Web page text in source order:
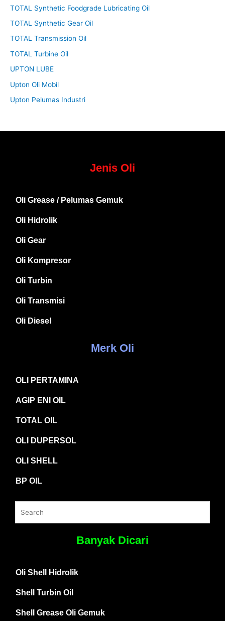
TOTAL Synthetic Foodgrade Lubricating Oil
TOTAL Synthetic Gear Oil
TOTAL Transmission Oil
TOTAL Turbine Oil
UPTON LUBE
Upton Oli Mobil
Upton Pelumas Industri
Jenis Oli
Oli Grease / Pelumas Gemuk
Oli Hidrolik
Oli Gear
Oli Kompresor
Oli Turbin
Oli Transmisi
Oli Diesel
Merk Oli
OLI PERTAMINA
AGIP ENI OIL
TOTAL OIL
OLI DUPERSOL
OLI SHELL
BP OIL
Banyak Dicari
Oli Shell Hidrolik
Shell Turbin Oil
Shell Grease Oli Gemuk